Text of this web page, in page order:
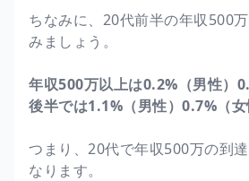
ちなみに、20代前半の年収500
みましょう。
年収500万以上は0.2%（男性）
後半では1.1%（男性）0.7%（女
つまり、20代で年収500万の到
なります。